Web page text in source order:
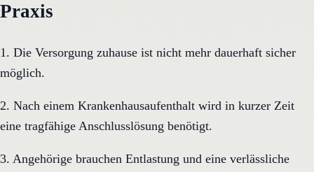
Praxis
1. Die Versorgung zuhause ist nicht mehr dauerhaft sicher
möglich.
2. Nach einem Krankenhausaufenthalt wird in kurzer Zeit
eine tragfähige Anschlusslösung benötigt.
3. Angehörige brauchen Entlastung und eine verlässliche